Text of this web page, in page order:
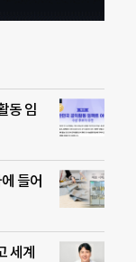
동 임
들어
세계